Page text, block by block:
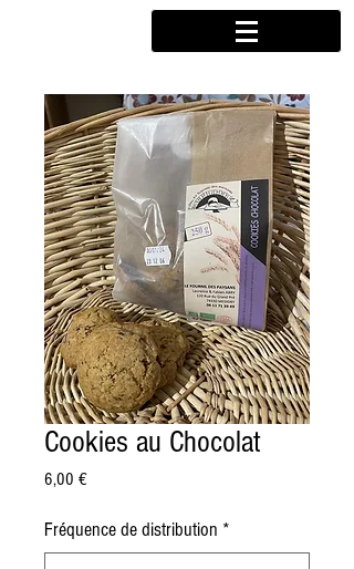
Cookies au Chocolat
6,00 €Prix
Fréquence de distribution *